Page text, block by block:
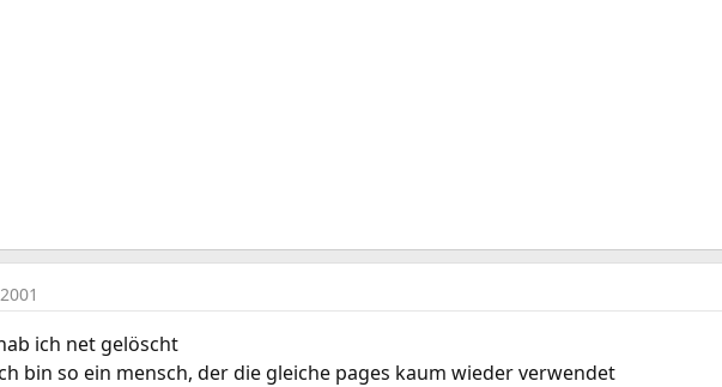
ich net gelöscht
bin so ein mensch, der die gleiche pages kaum wieder verwendet